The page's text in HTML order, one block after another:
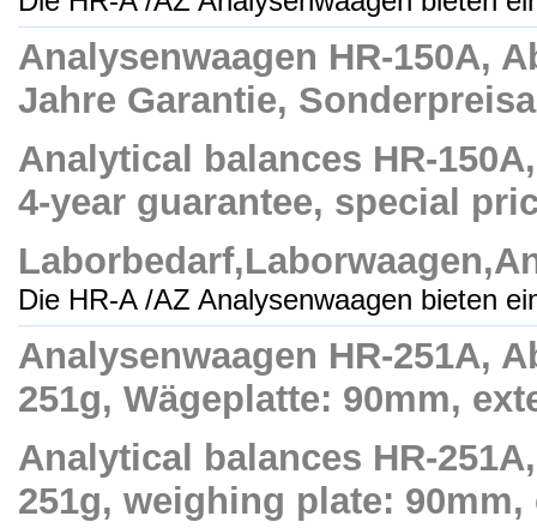
Analysenwaagen HR-150A,
Jahre Garantie,
Analytical balances HR-
4-year guarantee, special
Die HR-A /AZ Analysenwaagen bieten
Analysenwaagen HR-251A,
251g, Wägeplatte: 90mm,
Analytical balances HR-
251g, weighing plate: